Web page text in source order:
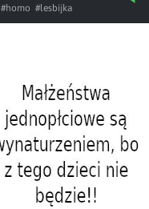
#homo #lesbijka